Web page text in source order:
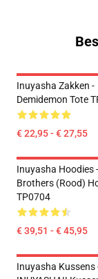
Inuyasha Zakken -
Demidemon Tote
€ 22,95 - € 27,55
Inuyasha Hoodies
Brothers (rood)
TP0704
€ 39,51 - € 45,95
Inuyasha Kussens